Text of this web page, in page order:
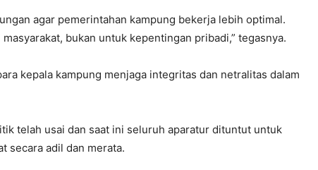
agar pemerintahan kampung bekerja lebih optimal.
bukan untuk kepentingan pribadi,” tegasnya.
kepala kampung menjaga integritas dan netralitas dalam
telah usai dan saat ini seluruh aparatur dituntut untuk
secara adil dan merata.